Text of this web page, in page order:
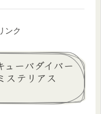
ンク
ーバダイバー
ステリアス